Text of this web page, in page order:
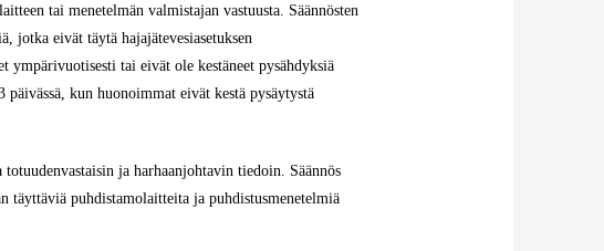
tai menetelmän valmistajan vastuusta. Säännösten
jotka eivät täytä hajajätevesiasetuksen
ympärivuotisesti tai eivät ole kestäneet pysähdyksiä
päivässä, kun huonoimmat eivät kestä pysäytystä
ja harhaanjohtavin tiedoin. Säännös
täyttäviä puhdistamolaitteita ja puhdistusmenetelmiä